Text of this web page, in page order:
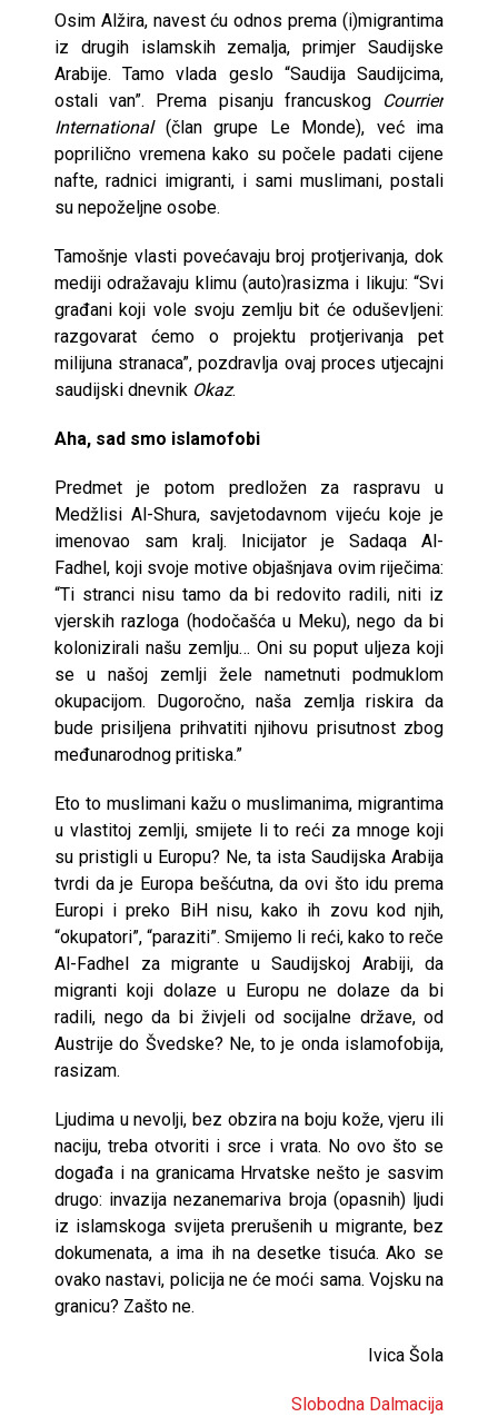
Osim Alžira, navest ću odnos prema (i)migrantima
iz drugih islamskih zemalja, primjer Saudijske
Arabije. Tamo vlada geslo “Saudija Saudijcima,
ostali van”. Prema pisanju francuskog
Courrier
International(član grupe Le Monde), već ima
poprilično vremena kako su počele padati cijene
nafte, radnici imigranti, i sami muslimani, postali
su nepoželjne osobe.
Tamošnje vlasti povećavaju broj protjerivanja, dok
mediji odražavaju klimu (auto)rasizma i likuju: “Svi
građani koji vole svoju zemlju bit će oduševljeni:
razgovarat ćemo o projektu protjerivanja pet
milijuna stranaca”, pozdravlja ovaj proces utjecajni
saudijski dnevnik Okaz.
Aha, sad smo islamofobi
Predmet je potom predložen za raspravu u
Medžlisi Al-Shura, savjetodavnom vijeću koje je
imenovao sam kralj. Inicijator je Sadaqa Al-
Fadhel, koji svoje motive objašnjava ovim riječima:
“Ti stranci nisu tamo da bi redovito radili, niti iz
vjerskih razloga (hodočašća u Meku), nego da bi
kolonizirali našu zemlju… Oni su poput uljeza koji
se u našoj zemlji žele nametnuti podmuklom
okupacijom. Dugoročno, naša zemlja riskira da
bude prisiljena prihvatiti njihovu prisutnost zbog
međunarodnog pritiska.”
Eto to muslimani kažu o muslimanima, migrantima
u vlastitoj zemlji, smijete li to reći za mnoge koji
su pristigli u Europu? Ne, ta ista Saudijska Arabija
tvrdi da je Europa bešćutna, da ovi što idu prema
Europi i preko BiH nisu, kako ih zovu kod njih,
“okupatori”, “paraziti”. Smijemo li reći, kako to reče
Al-Fadhel za migrante u Saudijskoj Arabiji, da
migranti koji dolaze u Europu ne dolaze da bi
radili, nego da bi živjeli od socijalne države, od
Austrije do Švedske? Ne, to je onda islamofobija,
rasizam.
Ljudima u nevolji, bez obzira na boju kože, vjeru ili
naciju, treba otvoriti i srce i vrata. No ovo što se
događa i na granicama Hrvatske nešto je sasvim
drugo: invazija nezanemariva broja (opasnih) ljudi
iz islamskoga svijeta prerušenih u migrante, bez
dokumenata, a ima ih na desetke tisuća. Ako se
ovako nastavi, policija ne će moći sama. Vojsku na
granicu? Zašto ne.
Ivica Šola
Slobodna Dalmacija